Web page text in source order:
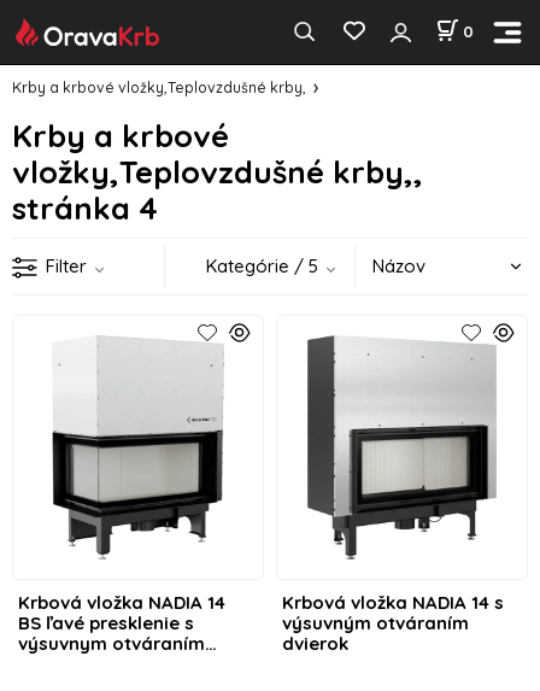
0
Krby a krbové vložky,Teplovzdušné krby,
Krby a krbové
vložky,Teplovzdušné krby,,
stránka 4
Filter Kategórie / 5
Krbová vložka NADIA 14
BS ľavé presklenie s
výsuvnym otváraním
Krbová vložka NADIA 14 s
výsuvným otváraním
dvierok